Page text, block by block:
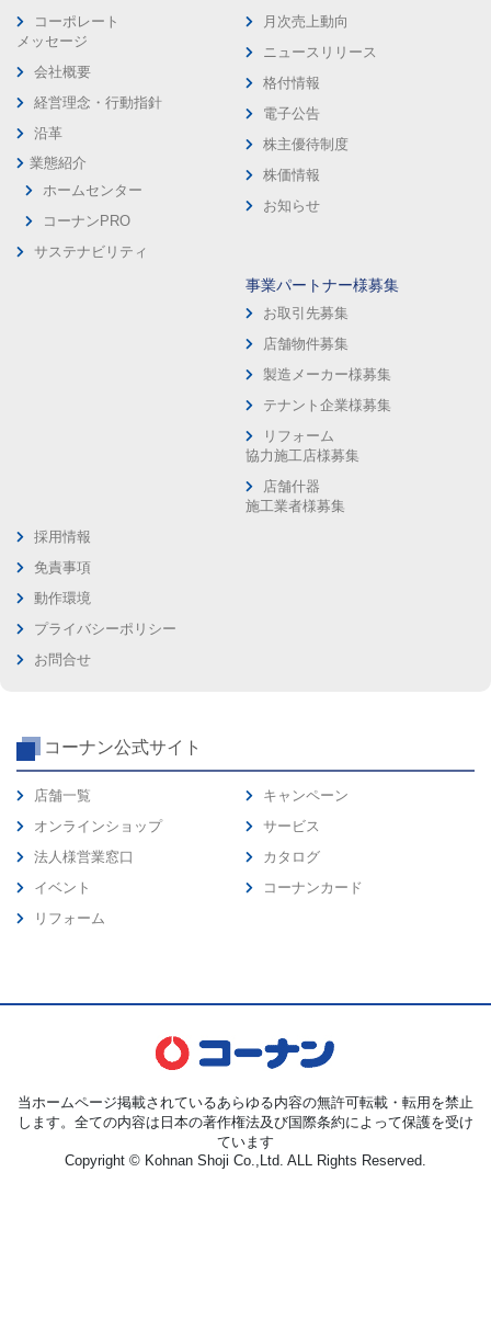
コーポレート
メッセージ
会社概要
経営理念・行動指針
沿革
業態紹介
ホームセンター
コーナンPRO
サステナビリティ
月次売上動向
ニュースリリース
格付情報
電子公告
株主優待制度
株価情報
お知らせ
事業パートナー様募集
お取引先募集
店舗物件募集
製造メーカー様募集
テナント企業様募集
リフォーム
協力施工店様募集
店舗什器
施工業者様募集
採用情報
免責事項
動作環境
プライバシーポリシー
お問合せ
コーナン公式サイト
店舗一覧
オンラインショップ
法人様営業窓口
イベント
リフォーム
キャンペーン
サービス
カタログ
コーナンカード
当ホームページ掲載されているあらゆる内容の無許可転載・転用を禁止
します。全ての内容は日本の著作権法及び国際条約によって保護を受け
ています
Copyright © Kohnan Shoji Co.,Ltd. ALL Rights Reserved.